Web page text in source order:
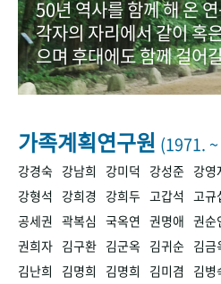
사진 아카이브 문서 기록물 행
50+1주년 기념
VR 역사관
50년 역사를 함께 해 온
각자의 자리에서 같이 혹
으며 후대에도 함께 걸어
가족계획연구원 (1971.
강경숙 강남희 강미덕 강성준 강영
강형석
강희경 강희두 고갑석 고규
공세권 곽복심 국옥연 권명애 권순
권희자 김구환 김군옥 김귀순 김금
김난희
김명희 김명희 김미겸 김병